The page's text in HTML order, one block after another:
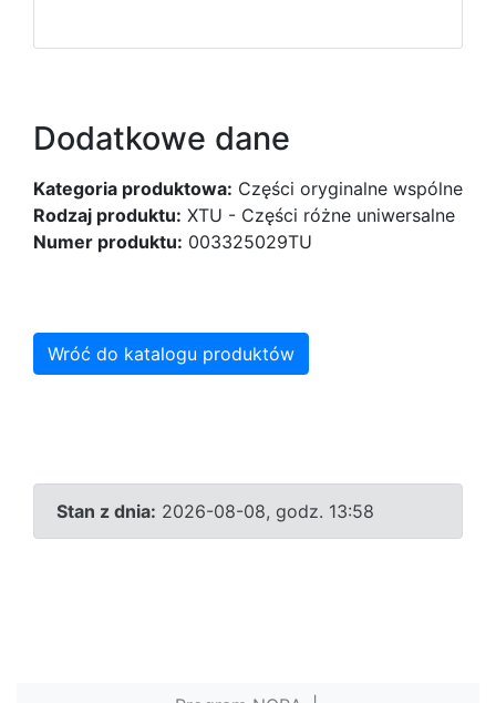
Dodatkowe dane
Kategoria produktowa: Części oryginalne wspólne
Rodzaj produktu: XTU - Części różne uniwersalne
Numer produktu: 003325029TU
Wróć do katalogu produktów
Stan z dnia: 2026-08-08, godz. 13:58